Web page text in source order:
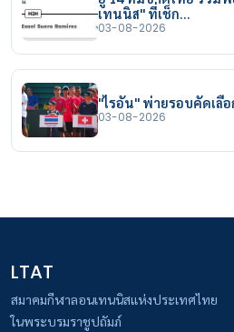
เทนนิส" ที่เช็ก…
03-08-2026
"ไรอัน" พ่ายรอบคัดเลื
03-08-2026
LTAT
สมาคมกีฬาลอนเทนนิสแห่งประเทศไทย
ในพระบรมราชูปถัมภ์